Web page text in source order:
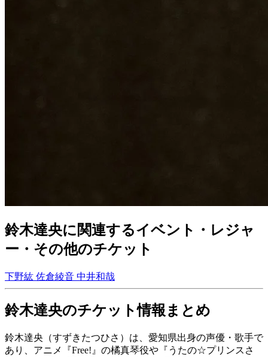
鈴木達央に関連するイベント・レジャ
ー・その他のチケット
下野紘 佐倉綾音 中井和哉
鈴木達央のチケット情報まとめ
鈴木達央（すずきたつひさ）は、愛知県出身の声優・歌手で
あり、アニメ『Free!』の橘真琴役や『うたの☆プリンスさ